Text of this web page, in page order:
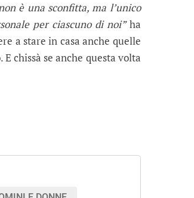
è una sconfitta, ma l’unico
per ciascuno di noi”ha
a stare in casa anche quelle
chissà se anche questa volta